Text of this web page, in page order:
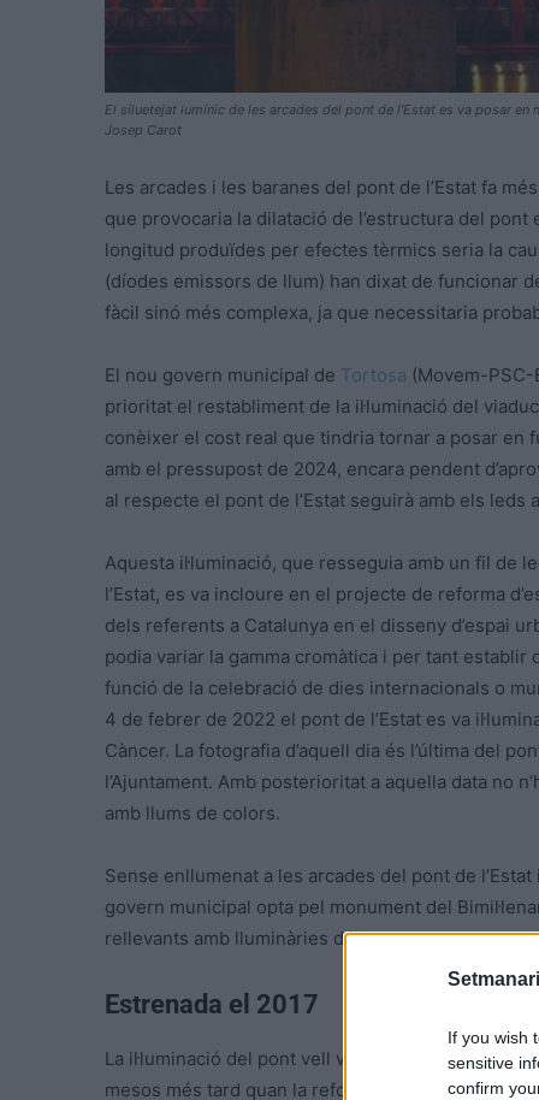
If you wish
sensitive
confirm
El siluetejat lumínic de les arcades del pont de l’Estat es va posar
Josep Carot
Les arcades i les baranes del pont de l’Estat fa
que provocaria la dilatació de l’estructura del
longitud produïdes per efectes tèrmics seria la
(díodes emissors de llum) han dixat de funcionar
fàcil sinó més complexa, ja que necessitaria
El nou govern municipal de Tortosa (Movem-PSC-
prioritat el restabliment de la il·luminació del
conèixer el cost real que tindria tornar a posar
amb el pressupost de 2024, encara pendent
al respecte el pont de l’Estat seguirà amb els leds
Aquesta il·luminació, que resseguia amb un fil
l’Estat, es va incloure en el projecte de reforma
dels referents a Catalunya en el disseny d’espai
podia variar la gamma cromàtica i per tant
funció de la celebració de dies internacionals o
4 de febrer de 2022 el pont de l’Estat es va
Càncer. La fotografia d’aquell dia és l’última del
l’Ajuntament. Amb posterioritat a aquella data no
amb llums de colors.
Sense enllumenat a les arcades del pont de
govern municipal opta pel monument del
rellevants amb lluminàries de colors.
Estrenada el 2017
La il·luminació del pont vell va entrar en
mesos més tard quan la reforma de l’estructura